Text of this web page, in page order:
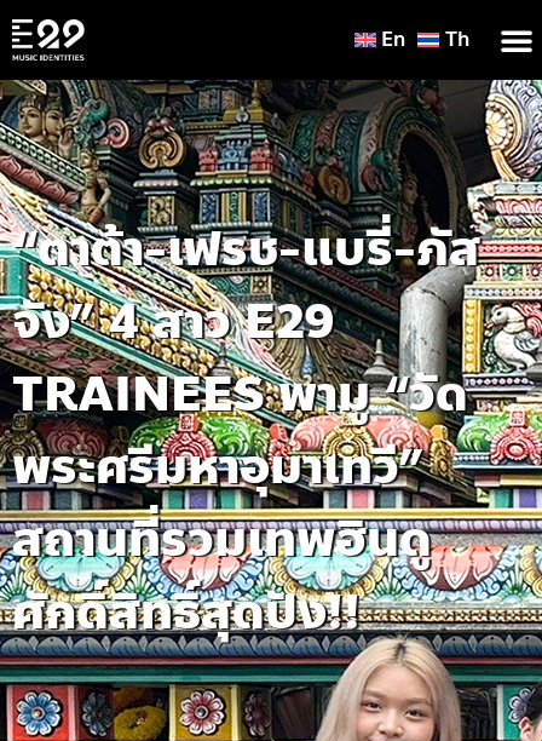
En Th
“ตาต้า-เฟรช-แบรี่-ภัส
จัง” 4 สาว E29
TRAINEES พามู “วัด
พระศรีมหาอุมาเทวี”
สถานที่รวมเทพฮินดู
ศักดิ์สิทธิ์สุดปัง!!